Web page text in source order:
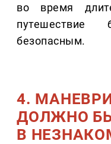
во время
безопасным.
4.
ДОЛЖНО
В